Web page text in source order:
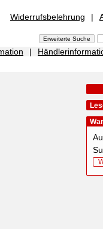
Widerrufsbelehrung |
|